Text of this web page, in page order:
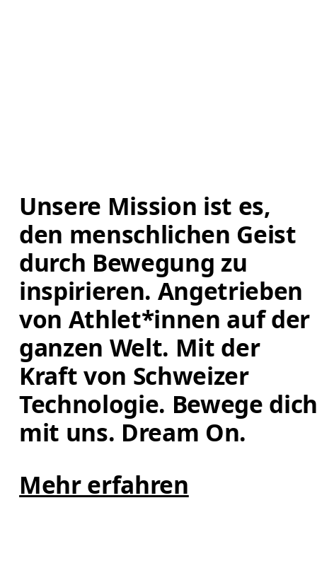
Unsere Mission ist es,
den menschlichen Geist
durch Bewegung zu
inspirieren. Angetrieben
von Athlet*innen auf der
ganzen Welt. Mit der
Kraft von Schweizer
Technologie. Bewege
mit uns. Dream On.
Mehr erfahren